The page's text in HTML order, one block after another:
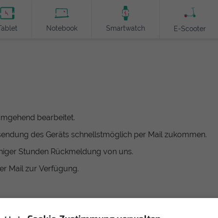
Notebook Smartwatch E-Scooter
bearbeitet.
des Geräts schnellstmöglich per Mail zukommen.
Stunden Rückmeldung von uns.
Mail zur Verfügung.